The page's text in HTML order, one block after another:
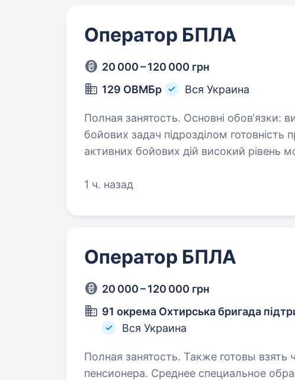
Оператор БПЛА
20 000 – 120 000 грн
129 ОВМБр
Вся Украина
Полная занятость. Основні обов‘язки: виконання чи сприяння у виконанні
бойових задач підрозділом готовність працювати безпосередньо в зоні
активних бойових дій високий рівень мотивації та стресостійкості
1 ч. назад
Оператор БПЛА
20 000 – 120 000 грн
91 окрема Охтирська бригада
Вся Украина
Полная занятость. Также готовы взять
пенсионера. Среднее специальное образование. Умови